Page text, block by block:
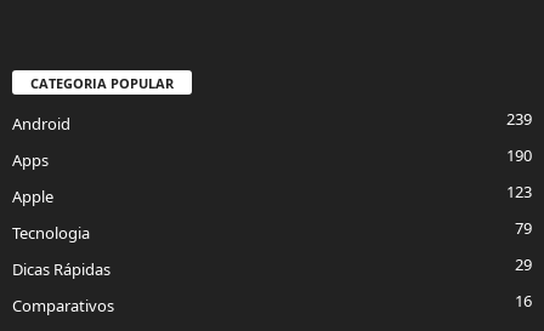
CATEGORIA POPULAR
Android
239
Apps
190
Apple
123
Tecnologia
79
Dicas Rápidas
29
Comparativos
16